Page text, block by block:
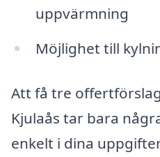
uppvärmning
Möjlighet till
Att få tre
Kjulaås tar bara
enkelt i dina